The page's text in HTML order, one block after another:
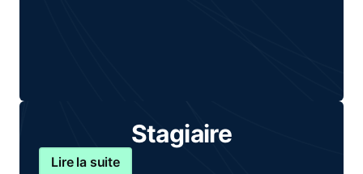
Stagiaire
Lire la suite